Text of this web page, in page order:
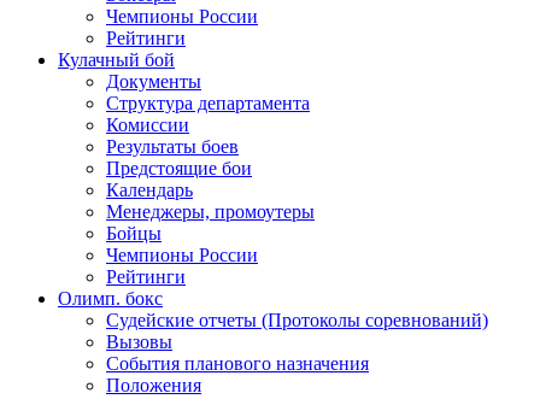
Чемпионы России
Рейтинги
Кулачный бой
Документы
Структура департамента
Комиссии
Результаты боев
Предстоящие бои
Календарь
Менеджеры, промоутеры
Бойцы
Чемпионы России
Рейтинги
Олимп. бокс
Судейские отчеты (Протоколы соревнований)
Вызовы
События планового назначения
Положения